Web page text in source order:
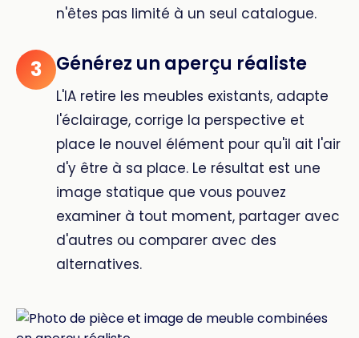
n'êtes pas limité à un seul catalogue.
3 Générez un aperçu réaliste
L'IA retire les meubles existants, adapte
l'éclairage, corrige la perspective et
place le nouvel élément pour qu'il ait l'air
d'y être à sa place. Le résultat est une
image statique que vous pouvez
examiner à tout moment, partager avec
d'autres ou comparer avec des
alternatives.